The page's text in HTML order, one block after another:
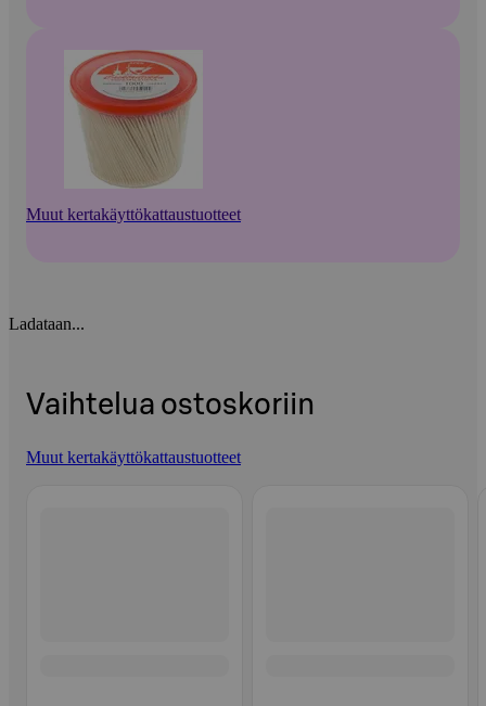
Muut kertakäyttökattaustuotteet
Ladataan...
Vaihtelua ostoskoriin
Muut kertakäyttökattaustuotteet